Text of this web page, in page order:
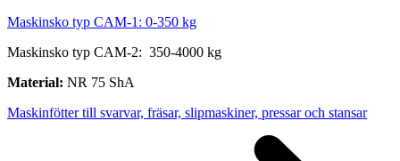
Maskinsko typ CAM-1: 0-350 kg
Maskinsko typ CAM-2: 350-4000 kg
Material: NR 75 ShA
Maskinfötter till svarvar, fräsar, slipmaskiner, pressar och stansar